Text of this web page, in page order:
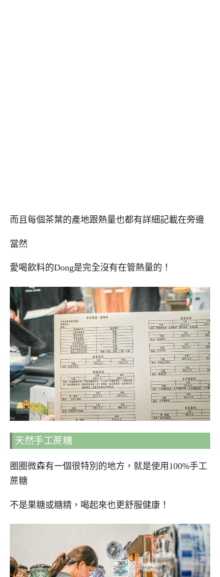
而且每個茶葉的產地跟熱量也都有詳細記載在旁邊
當然
愛喝飲料的Dong是完全沒有在管熱量的！
天然手工蔗糖
圈圈微森有一個很特別的地方，就是使用100%手工
蔗糖
不是果糖或糖精，喝起來也更舒服健康！